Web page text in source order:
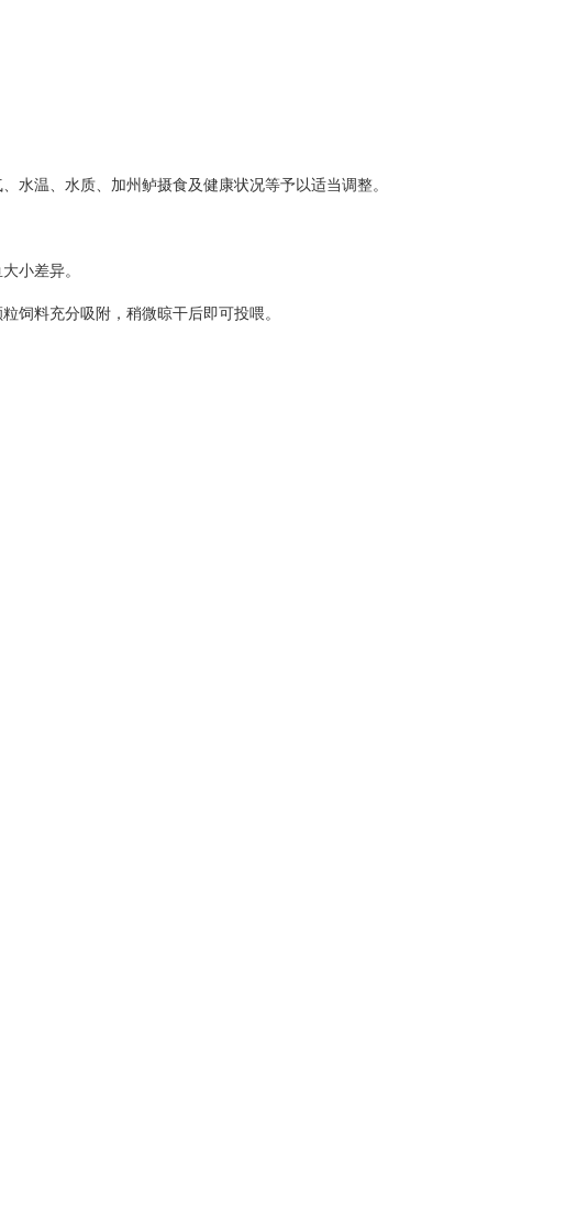
水温、水质、加州鲈摄食及健康状况等予以适当调整。
小差异。
饲料充分吸附，稍微晾干后即可投喂。